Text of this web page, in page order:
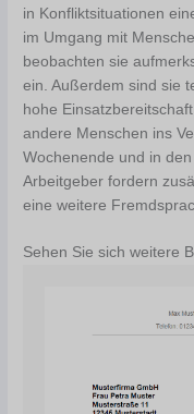
in Konfliktsituationen
im Umgang mit
beobachten sie
ein. Außerdem sind sie
hohe
andere Menschen ins
Wochenende und in
Arbeitgeber fordern
eine weitere
Sehen Sie sich weitere